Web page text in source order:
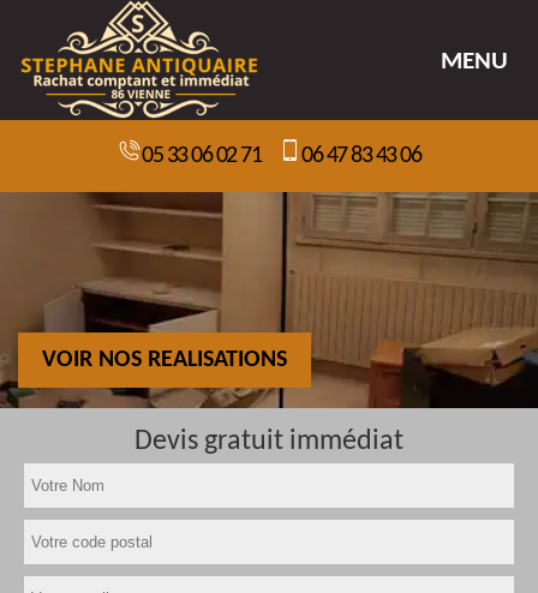
MENU
05 33 06 02 71 06 47 83 43 06
VOIR NOS REALISATIONS
Devis gratuit immédiat